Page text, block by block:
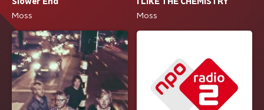
Slower End
Moss
I LIKE THE CHEMISTRY
Moss